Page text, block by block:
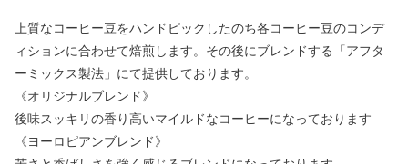
上質なコーヒー豆をハンドピックしたのち各コーヒー豆のコンデ
ィションに合わせて焙煎します。その後にブレンドする「アフタ
ーミックス製法」にて提供しております。
《オリジナルブレンド》
後味スッキリの香り高いマイルドなコーヒーになっております
《ヨーロピアンブレンド》